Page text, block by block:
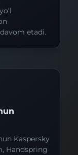
etadi.
Kaspersky
Handspring
страницы